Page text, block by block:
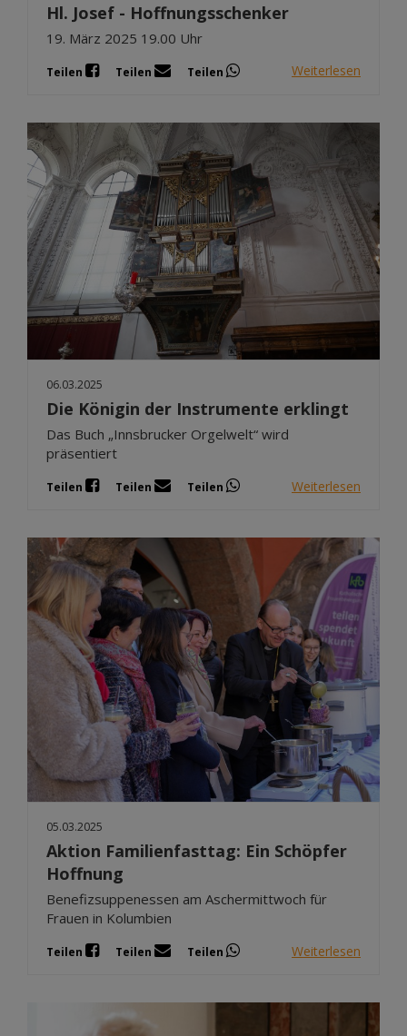
Hl. Josef - Hoffnungsschenker
19. März 2025 19.00 Uhr
Teilen Teilen Teilen Weiterlesen
06.03.2025
Die Königin der Instrumente erklingt
Das Buch „Innsbrucker Orgelwelt“ wird
präsentiert
Teilen Teilen Teilen Weiterlesen
05.03.2025
Aktion Familienfasttag: Ein Schöpfer
Hoffnung
Benefizsuppenessen am Aschermittwoch für
Frauen in Kolumbien
Teilen Teilen Teilen Weiterlesen